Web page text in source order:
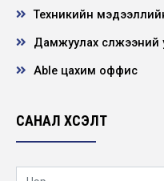
2026-06-
Нээлттэй
Техникийн
Дамжуулах
Able цахим оффис
САНАЛ ХҮСЭЛТ